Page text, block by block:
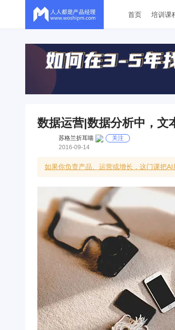
首页 培训课
数据运营|数据分析中，文
苏格兰折耳喵
关注
2016-09-14
如果你负责产品、运营或增长，这门课把